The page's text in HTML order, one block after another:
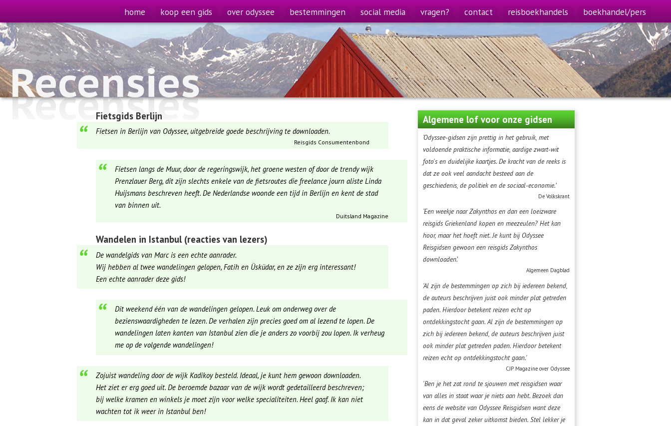
home koop een gids over odyssee bestemmingen social media vragen? contact reisboekhandels boekhandel/pers
Recensies
Recensies
Algemene lof voor onze gidsen
‘Odyssee-gidsen zijn prettig in het gebruik, met
voldoende praktische informatie, aardige zwart-wit
foto's en duidelijke kaartjes. De kracht van de reeks is
dat ze ook veel aandacht besteed aan de
geschiedenis, de politiek en de sociaal-economie.’
De Volkskrant
‘Een weekje naar Zakynthos en dan een loeizware
reisgids Griekenland kopen en meezeulen? Het kan
hoor, maar het hoeft niet. Je kunt bij Odyssee
Reisgidsen gewoon een reisgids Zakynthos
downloaden’.
Algemeen Dagblad
'Al zijn de bestemmingen op zich bij iedereen bekend,
de auteurs beschrijven juist ook minder plat getreden
paden. Hierdoor betekent reizen echt op
ontdekkingstocht gaan. Al zijn de bestemmingen op
zich bij iedereen bekend, de auteurs beschrijven juist
ook minder plat getreden paden. Hierdoor betekent
reizen echt op ontdekkingstocht gaan.'
CJP Magazine over Odyssee
'Ben je het zat rond te sjouwen met reisgidsen waar
van alles in staat waar je niets aan hebt. Bezoek dan
eens de website van Odyssee Reisgidsen want deze
kan in dat geval zeker uitkomst bieden. Stel lekker je
Fietsgids Berlijn
Fietsen in Berlijn van Odyssee, uitgebreide goede beschrijving te downloaden.
Reisgids Consumentenbond
Fietsen langs de Muur, door de regeringswijk, het groene westen of door de trendy wijk
Prenzlauer Berg, dit zijn slechts enkele van de fietsroutes die freelance journ aliste Linda
Huijsmans beschreven heeft. De Nederlandse woonde een tijd in Berlijn en kent de stad
van binnen uit.
Duitsland Magazine
Wandelen in Istanbul (reacties van lezers)
De wandelgids van Marc is een echte aanrader.
Wij hebben al twee wandelingen gelopen, Fatih en Üsküdar, en ze zijn erg interessant!
Een echte aanrader deze gids!
Dit weekend één van de wandelingen gelopen. Leuk om onderweg over de
bezienswaardigheden te lezen. De verhalen zijn precies goed om al lezend te lopen. De
wandelingen laten kanten van Istanbul zien die je anders zo voorbij zou lopen. Ik verheug
me op de volgende wandelingen!
Zojuist wandeling door de wijk Kadikoy besteld. Ideaal, je kunt hem gewoon downloaden.
Het ziet er erg goed uit. De beroemde bazaar van de wijk wordt gedetailleerd beschreven;
bij welke kramen en winkels je moet zijn voor welke specialiteiten. Heel gaaf. Ik kan niet
wachten tot ik weer in Istanbul ben!